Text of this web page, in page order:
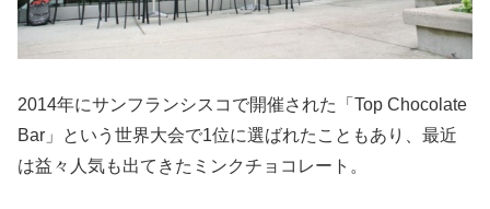
2014年にサンフランシスコで開催された「Top Chocolate
Bar」という世界大会で1位に選ばれたこともあり、最近
は益々人気も出てきたミンクチョコレート。